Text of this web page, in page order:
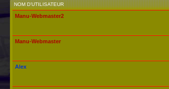
NOM D’UTILISATEUR
Manu-Webmaster2
Manu-Webmaster
Alex